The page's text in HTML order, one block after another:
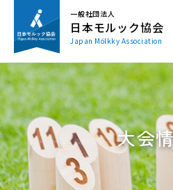
一般社団法人
日本モルック協会
Japan Mölkky Association
大会